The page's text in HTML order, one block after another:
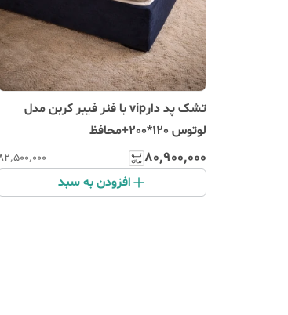
تشک پد دارvip با فنر فیبر کربن مدل
لوتوس 120*200+محافظ
۸۰٬۹۰۰٬۰۰۰
افزودن به سبد